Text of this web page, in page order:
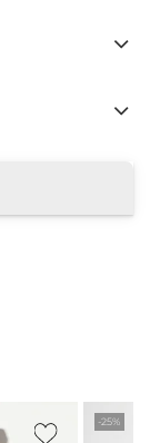
-25%